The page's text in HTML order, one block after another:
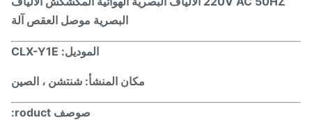
البصرية موصل العقص آلة
الموديل: CLX-Y1E
مكان المنشأ: شنتشن ، الصين
وصف roduct: